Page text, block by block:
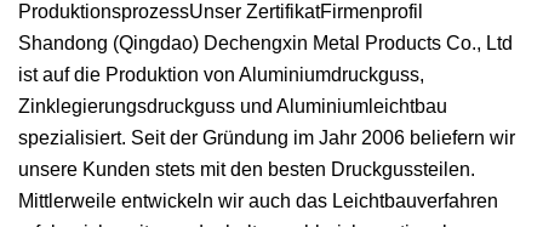
ProduktionsprozessUnser ZertifikatFirmenprofil
Shandong (Qingdao) Dechengxin Metal Products Co., Ltd
ist auf die Produktion von Aluminiumdruckguss,
Zinklegierungsdruckguss und Aluminiumleichtbau
spezialisiert. Seit der Gründung im Jahr 2006 beliefern wir
unsere Kunden stets mit den besten Druckgussteilen.
Mittlerweile entwickeln wir auch das Leichtbauverfahren